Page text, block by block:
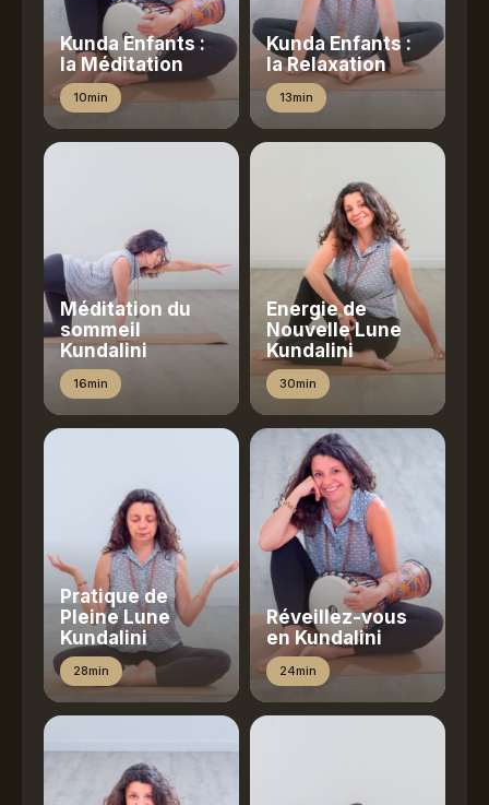
Kunda Enfants :
la Méditation
10min
Kunda Enfants :
la Relaxation
13min
Méditation du
sommeil
Kundalini
16min
Energie de
Nouvelle Lune
Kundalini
30min
Pratique de
Pleine Lune
Kundalini
28min
Réveillez-vous
en Kundalini
24min